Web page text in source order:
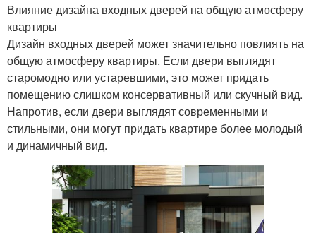
Влияние дизайна входных дверей на общую атмосферу
квартиры
Дизайн входных дверей может значительно повлиять на
общую атмосферу квартиры. Если двери выглядят
старомодно или устаревшими, это может придать
помещению слишком консервативный или скучный вид.
Напротив, если двери выглядят современными и
стильными, они могут придать квартире более молодый
и динамичный вид.